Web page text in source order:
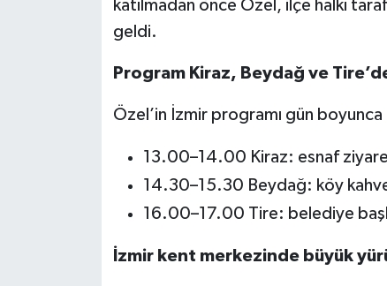
katılmadan önce Özel, ilçe halkı
geldi.
Program Kiraz, Beydağ ve
Özel’in İzmir programı gün
13.00–14.00 Kiraz: esnaf
14.30–15.30 Beydağ: köy
16.00–17.00 Tire: belediye
İzmir kent merkezinde büyük